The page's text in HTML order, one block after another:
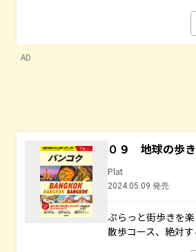
AD
０９ 地球の歩
Plat
2024.05.09 発売
ぷらっと街歩きを
散歩コース、絶対す